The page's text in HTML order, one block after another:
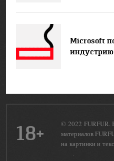
Microsoft
18+
© 2022 FURFUR.
материалов
на картинки и